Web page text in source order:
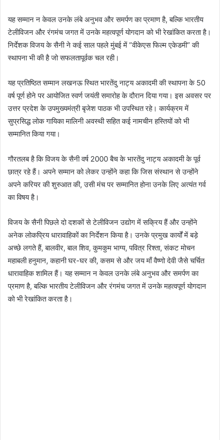
यह सम्मान न केवल उनके लंबे अनुभव और समर्पण का प्रमाण है, बल्कि भारतीय
टेलीविजन और रंगमंच जगत में उनके महत्वपूर्ण योगदान को भी रेखांकित करता है।
निर्देशक विजय के सैनी ने कई साल पहले मुंबई में ”वीकेएस फिल्म एकेडमी” की
स्थापना भी की है जो सफलतापूर्वक चल रही।
यह प्रतिष्ठित सम्मान लखनऊ स्थित भारतेंदु नाट्य अकादमी की स्थापना के 50
वर्ष पूर्ण होने पर आयोजित स्वर्ण जयंती समारोह के दौरान दिया गया। इस अवसर पर
उत्तर प्रदेश के उपमुख्यमंत्री बृजेश पाठक भी उपस्थित रहे। कार्यक्रम में
सुप्रसिद्ध लोक गायिका मालिनी अवस्थी सहित कई नामचीन हस्तियों को भी
सम्मानित किया गया।
गौरतलब है कि विजय के सैनी वर्ष 2000 बैच के भारतेंदु नाट्य अकादमी के पूर्व
छात्र रहे हैं। अपने सम्मान को लेकर उन्होंने कहा कि जिस संस्थान से उन्होंने
अपने करियर की शुरुआत की, उसी मंच पर सम्मानित होना उनके लिए अत्यंत गर्व
का विषय है।
विजय के सैनी पिछले दो दशकों से टेलीविजन उद्योग में सक्रिय हैं और उन्होंने
अनेक लोकप्रिय धारावाहिकों का निर्देशन किया है। उनके प्रमुख कार्यों में बड़े
अच्छे लगते हैं, बालवीर, बाल शिव, कुमकुम भाग्य, पवित्र रिश्ता, संकट मोचन
महाबली हनुमान, कहानी घर-घर की, कसम से और जय माँ वैष्णो देवी जैसे चर्चित
धारावाहिक शामिल हैं। यह सम्मान न केवल उनके लंबे अनुभव और समर्पण का
प्रमाण है, बल्कि भारतीय टेलीविजन और रंगमंच जगत में उनके महत्वपूर्ण योगदान
को भी रेखांकित करता है।